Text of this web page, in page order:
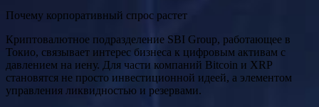
Почему корпоративный спрос растет
Криптовалютное подразделение SBI Group, работающее в
Токио, связывает интерес бизнеса к цифровым активам с
давлением на иену. Для части компаний Bitcoin и XRP
становятся не просто инвестиционной идеей, а элементом
управления ликвидностью и резервами.